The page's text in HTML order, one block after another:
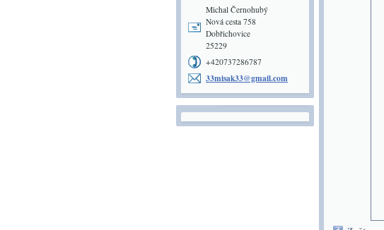
Michal Černohubý
Nová cesta 758
Dobřichovice
25229
+420737286787
33misak33@gmail.com